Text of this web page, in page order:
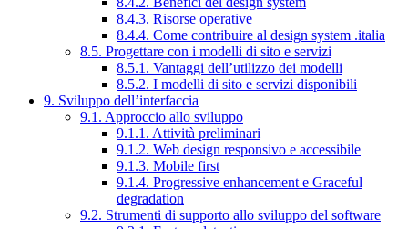
8.4.3. Risorse operative
8.4.4. Come contribuire al design system .italia
8.5. Progettare con i modelli di sito e servizi
8.5.1. Vantaggi dell’utilizzo dei modelli
8.5.2. I modelli di sito e servizi disponibili
9. Sviluppo dell’interfaccia
9.1. Approccio allo sviluppo
9.1.1. Attività preliminari
9.1.2. Web design responsivo e accessibile
9.1.3. Mobile first
9.1.4. Progressive enhancement e Graceful
degradation
9.2. Strumenti di supporto allo sviluppo del software